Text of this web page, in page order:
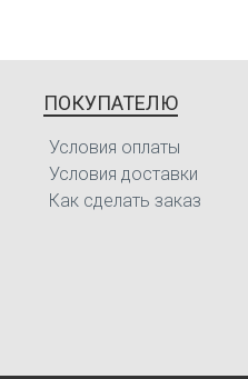
2017 г.в.
2014 г.в.
2024 г.в.
ПОКУПАТЕЛЮ
Условия оплаты
Условия доставки
Как сделать заказ